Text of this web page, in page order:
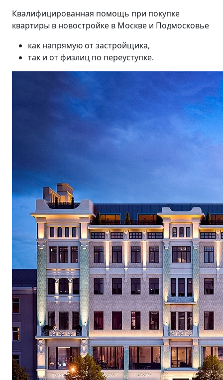
Квалифицированная помощь при покупке
квартиры в новостройке в Москве и Подмосковье
как напрямую от застройщика,
так и от физлиц по переуступке.